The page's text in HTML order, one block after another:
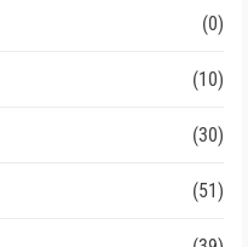
(0)
(10)
(30)
(51)